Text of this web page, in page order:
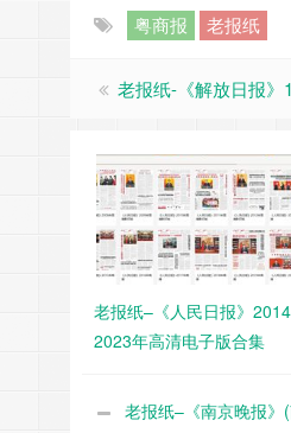
粤商报 老报纸
老报纸-《解放日报》
老报纸–《人民日报》
2023年高清电子版合集
老报纸–《南京晚报